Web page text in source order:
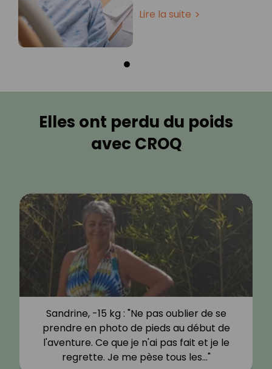
Lire la suite
Elles ont perdu du poids
avec CROQ
Sandrine, -15 kg : "Ne pas oublier de se
prendre en photo de pieds au début de
l'aventure. Ce que je n'ai pas fait et je le
regrette. Je me pèse tous les…"